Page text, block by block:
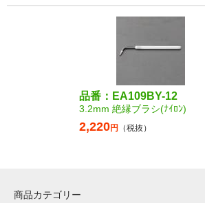
品番：EA109BY-12
3.2mm 絶縁ブラシ(ﾅｲﾛﾝ)
2,220円 （税抜）
商品カテゴリー